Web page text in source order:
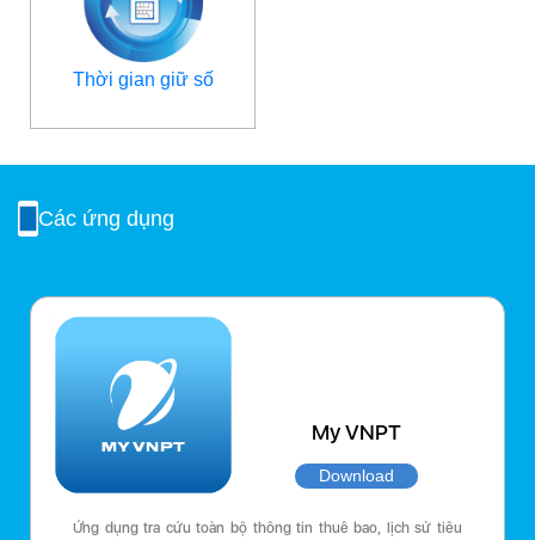
Thời gian giữ số
Các ứng dụng
My VNPT
Download
Ứng dụng tra cứu toàn bộ thông tin thuê bao, lịch sử tiêu